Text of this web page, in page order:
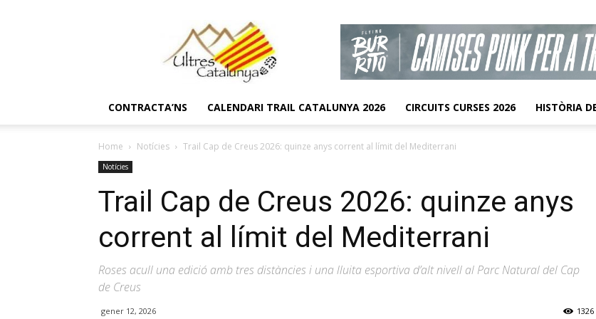
CONTRACTA’NS CALENDARI TRAIL CATALUNYA 2026 CIRCUITS CURSES 2026 HISTÒRIA
Home Notícies Trail Cap de Creus 2026: quinze anys corrent al límit del Mediterrani
Notícies
Trail Cap de Creus 2026: quinze anys
corrent al límit del Mediterrani
Roses acull una edició amb tres distàncies i una lluita esportiva d’alt nivell al Parc Natural del Cap
de Creus
gener 12, 2026 1326